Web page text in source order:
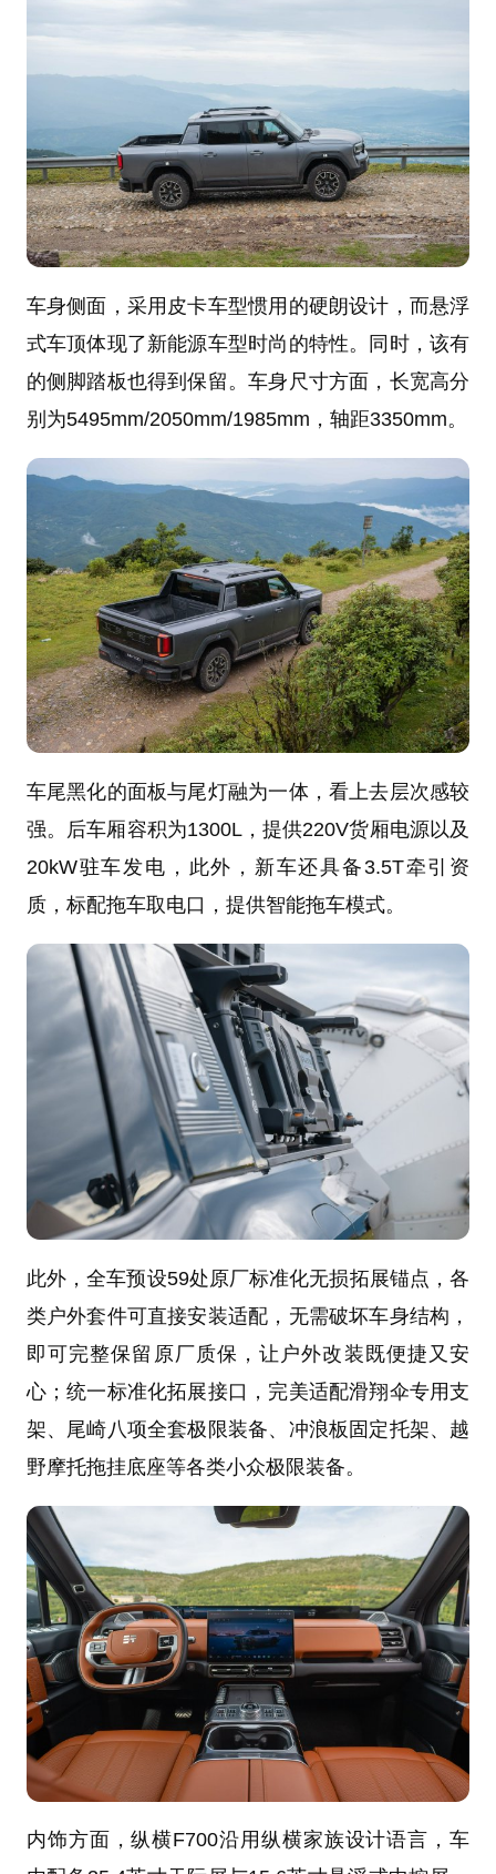
车身侧面，采用皮卡车型惯用的硬朗设计，而悬浮
式车顶体现了新能源车型时尚的特性。同时，该有
的侧脚踏板也得到保留。车身尺寸方面，长宽高分
别为5495mm/2050mm/1985mm，轴距3350mm。
车尾黑化的面板与尾灯融为一体，看上去层次感较
强。后车厢容积为1300L，提供220V货厢电源以及
20kW驻车发电，此外，新车还具备3.5T牵引资
质，标配拖车取电口，提供智能拖车模式。
此外，全车预设59处原厂标准化无损拓展锚点，各
类户外套件可直接安装适配，无需破坏车身结构，
即可完整保留原厂质保，让户外改装既便捷又安
心；统一标准化拓展接口，完美适配滑翔伞专用支
架、尾崎八项全套极限装备、冲浪板固定托架、越
野摩托拖挂底座等各类小众极限装备。
内饰方面，纵横F700沿用纵横家族设计语言，车